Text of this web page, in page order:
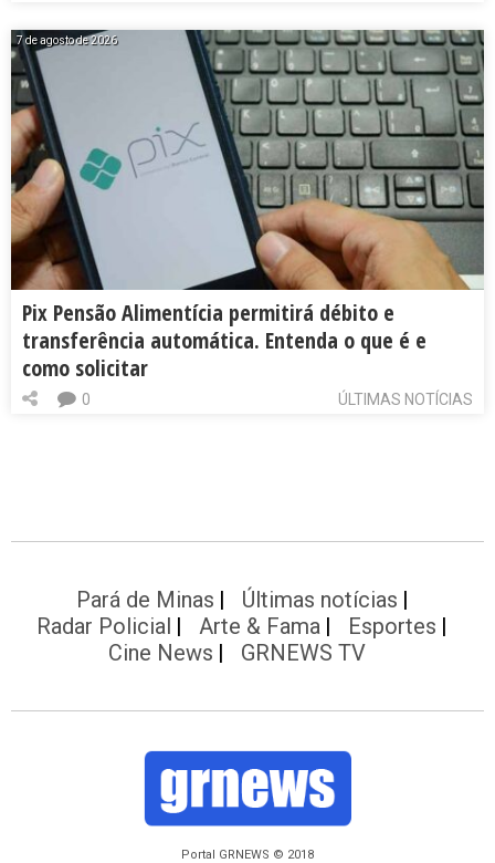
7 de agosto de 2026
Pix Pensão Alimentícia permitirá débito e
transferência automática. Entenda o que é e
como solicitar
ÚLTIMAS NOTÍCIAS
0
Pará de Minas
Últimas notícias
Radar Policial
Arte & Fama
Esportes
Cine News
GRNEWS TV
Portal GRNEWS © 2018